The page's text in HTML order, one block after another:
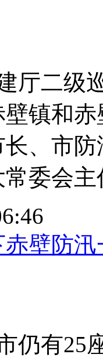
厅二级
壁镇和
、市
委会主
壁防
仍有25